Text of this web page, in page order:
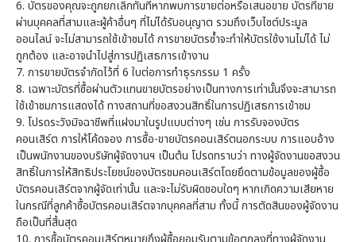
6. บัตรของคุณจะถูกยกเลิกทันทีหากพบการขายต่อหรือเสนอขาย บัตรที่ขาย
ผ่านบุคคลที่สามและผู้ค้าอื่นๆ ที่ไม่ได้รับอนุญาต รวมถึงเว็บไซต์ประมูล
ออนไลน์ จะไม่สามารถใช้เข้าชมได้ การขายบัตรซ้ำจะทำให้บัตรใช้งานไม่ได้ ไม่
ถูกต้อง และอาจนำไปสู่การปฏิเสธการเข้างาน
7. การขายบัตรจำกัดไว้ที่ 6 ใบต่อการทำธุรกรรม 1 ครั้ง
8. เฉพาะบัตรที่ซื้อผ่านตัวแทนขายบัตรอย่างเป็นทางการเท่านั้นจึงจะสามารถ
ใช้เข้าชมการแสดงได้ ทางสถานที่ขอสงวนสิทธิ์ในการปฏิเสธการเข้าชม
9. โปรดระวังมิจฉาชีพที่แฝงมาในรูปแบบต่างๆ เช่น การรับจองบัตร
คอนเสิร์ต การให้โค้ดจอง การซื้อ-ขายบัตรคอนเสิร์ตนอกระบบ การแอบอ้าง
เป็นพนักงานของบริษัทผู้จัดงานฯ เป็นต้น โปรดทราบว่า ทางผู้จัดงานขอสงวน
สิทธิ์ในการให้สิทธิประโยชน์ของบัตรชมคอนเสิร์ตโดยยึดตามข้อมูลของผู้ซื้อ
บัตรคอนเสิร์ตจากผู้จัดเท่านั้น และจะไม่รับผิดชอบใดๆ หากเกิดความเสียหาย
ในกรณีที่ลูกค้าซื้อบัตรคอนเสิร์ตจากบุคคลที่สาม ทั้งนี้ การตัดสินของผู้จัดงาน
ถือเป็นที่สิ้นสุด